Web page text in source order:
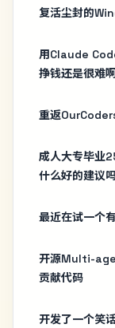
复活尘封的
用Claude
挣钱还是很难
重返
成人大专毕业
什么好的建议
最近在试一个
开源Multi-
贡献代码
开发了一个笑